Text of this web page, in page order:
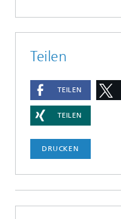
Teilen
TEILEN
TEILEN
DRUCKEN